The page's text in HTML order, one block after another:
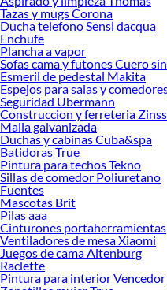
Las mejores marcas de
Sabemos que la calidad, confianza y
momento de decidir qué modelo
oferta de marcas prestigiosas y
manera, inviertes en durabilidad,
garantizada.
Tazas y mugs Corona
Ducha telefono Sensi dacqua
Enchufe
Plancha a vapor
Sofas cama y futones Cuero
Esmeril de pedestal Makita
Espejos para salas y
Seguridad Ubermann
Construccion y ferreteria
Malla galvanizada
Duchas y cabinas Cuba&spa
Batidoras True
Pintura para techos Tekno
Sillas de comedor Poliuretano
Fuentes
Mascotas Brit
Pilas aaa
Cinturones portaherramientas
Ventiladores de mesa Xiaomi
Juegos de cama Altenburg
Raclette
Pintura para interior Vencedor